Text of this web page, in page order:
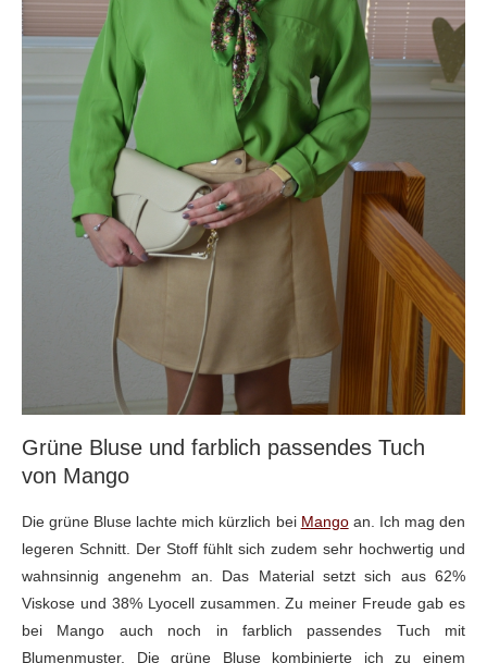
Grüne Bluse und farblich passendes Tuch
von Mango
Die grüne Bluse lachte mich kürzlich bei Mangoan. Ich mag den
legeren Schnitt. Der Stoff fühlt sich zudem sehr hochwertig und
wahnsinnig angenehm an. Das Material setzt sich aus 62%
Viskose und 38% Lyocell zusammen. Zu meiner Freude gab es
bei Mango auch noch in farblich passendes Tuch mit
Blumenmuster. Die grüne Bluse kombinierte ich zu einem